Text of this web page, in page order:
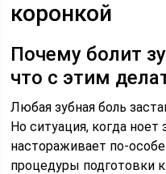
коронкой
Почему болит
что с этим
Любая зубная боль
Но ситуация, когда ноет
настораживает по-
процедуры подготовки